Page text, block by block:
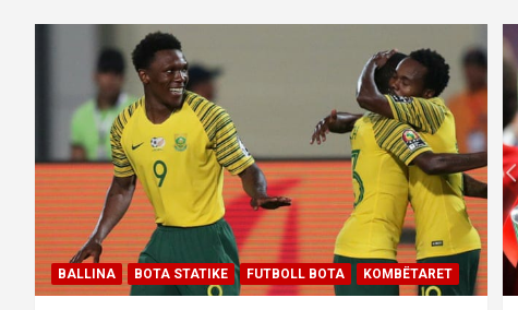
BALLINA BOTA STATIKE FUTBOLL BOTA KOMBËTARET